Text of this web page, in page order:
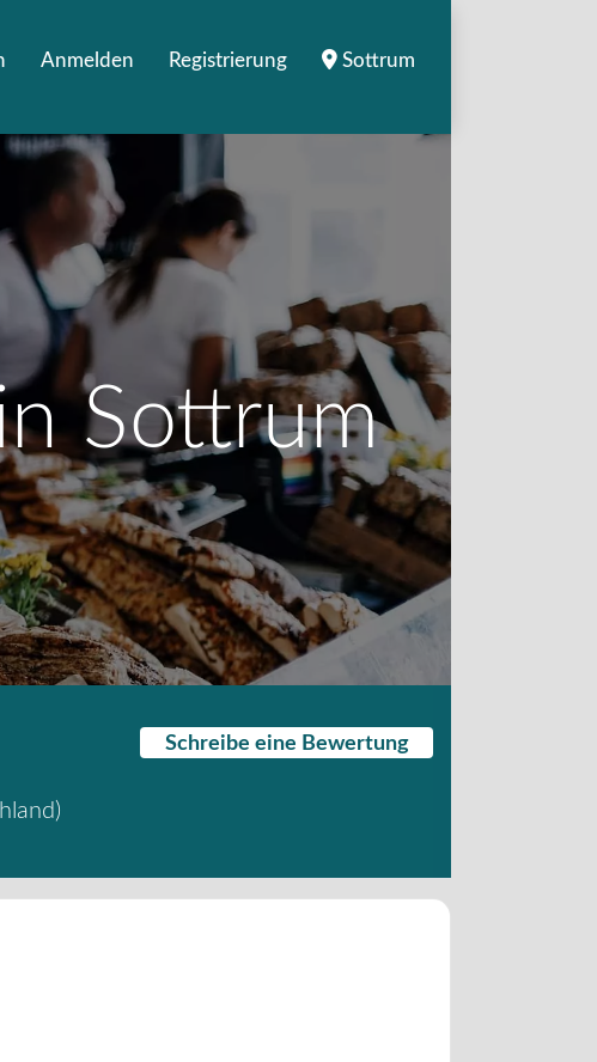
Anmelden Registrierung Sottrum
Sottrum
)
Schreibe eine Bewertung